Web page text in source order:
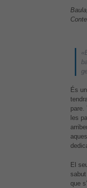
És
pare.
les
El
que